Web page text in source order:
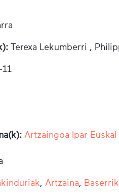
Terexa Lekumberri ,
Artzaingoa Ipar
, Artzaina,